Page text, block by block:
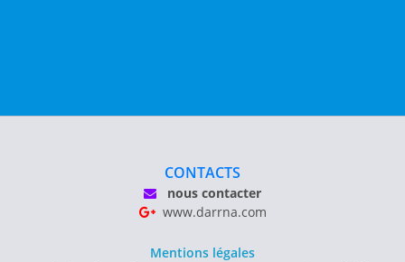
CONTACTS
nous contacter
www.darrna.com
Mentions légales